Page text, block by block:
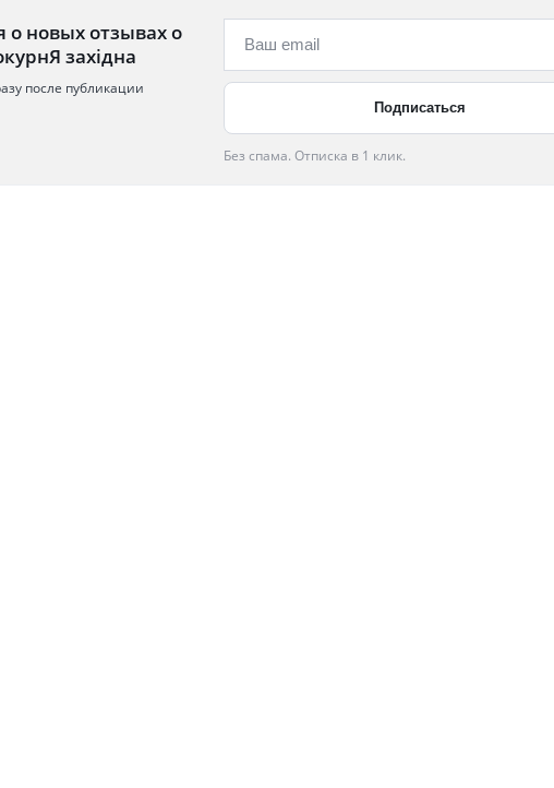
о новых отзывах о
західна
после публикации
Без спама. Отписка в 1 клик.